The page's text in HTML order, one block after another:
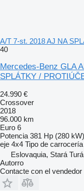
A/T 7-st. 2018 AJ NA
40
Mercedes-Benz GLA
SPLÁTKY /
24.990 €
Crossover
2018
96.000 km
Euro 6
Potencia 381 Hp (280 kW)
eje 4x4 Tipo de carrocería
Eslovaquia, Stará Turá
Autorro
Contacte con el vendedor